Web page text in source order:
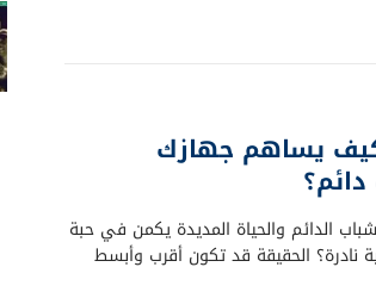
يساهم جهازك
الدائم والحياة المديدة يكمن في حبة
نادرة؟ الحقيقة قد تكون أقرب وأبسط